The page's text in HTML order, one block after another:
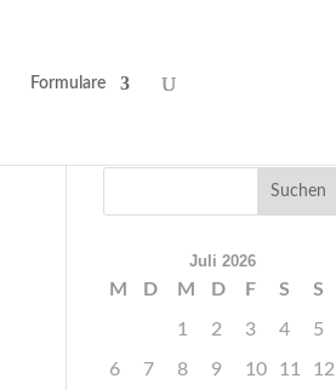
Formulare
Juli 2026
M D M D F S S
1 2 3 4 5
6 7 8 9 10 11 12